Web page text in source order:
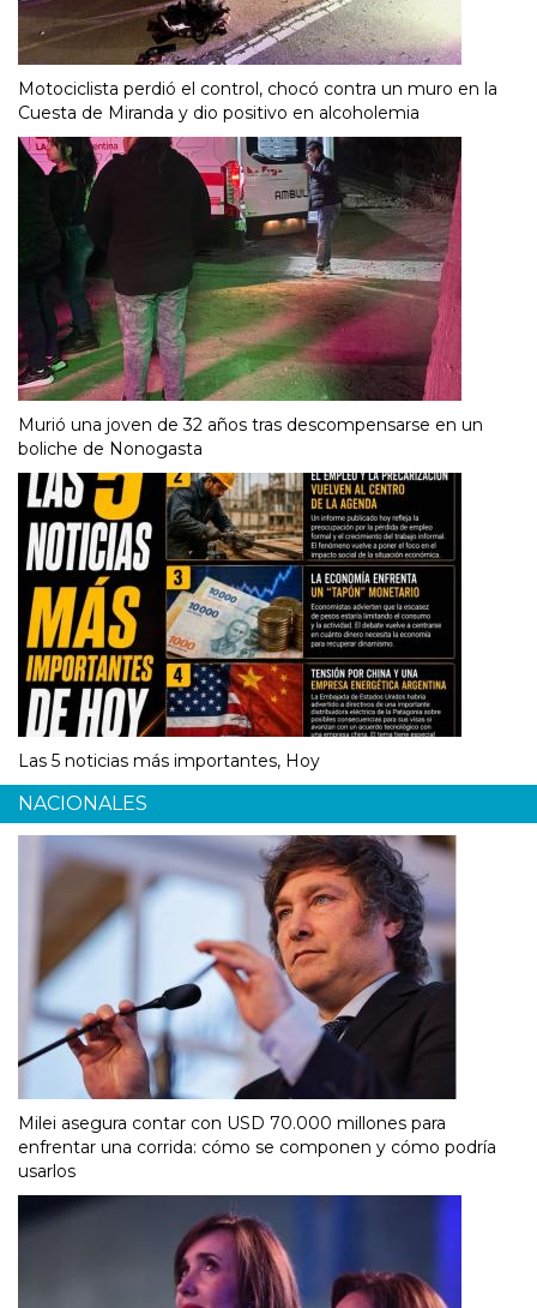
Motociclista perdió el control, chocó contra un muro en la
Cuesta de Miranda y dio positivo en alcoholemia
Murió una joven de 32 años tras descompensarse en un
boliche de Nonogasta
Las 5 noticias más importantes, Hoy
NACIONALES
Milei asegura contar con USD 70.000 millones para
enfrentar una corrida: cómo se componen y cómo podría
usarlos